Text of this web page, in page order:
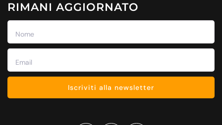
RIMANI AGGIORNATO
Iscriviti alla newsletter